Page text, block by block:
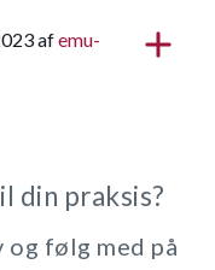
afemu-
din praksis?
og følg med på